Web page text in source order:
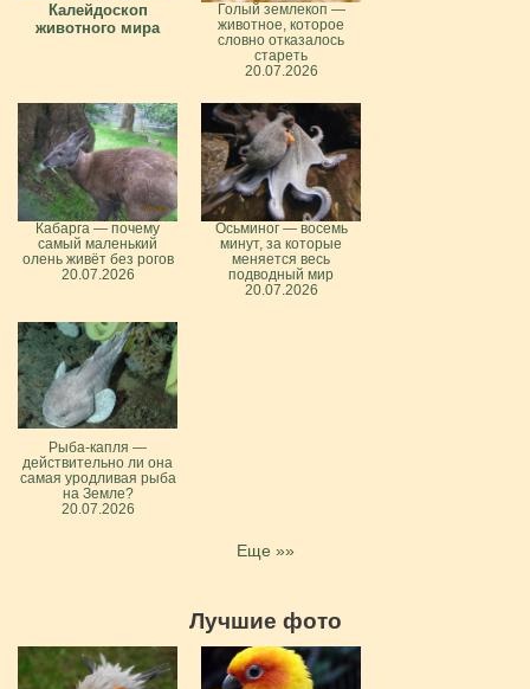
Калейдоскоп
животного мира
Голый землекоп —
животное, которое
словно отказалось
стареть
20.07.2026
Кабарга — почему
самый маленький
олень живёт без рогов
20.07.2026
Осьминог — восемь
минут, за которые
меняется весь
подводный мир
20.07.2026
Рыба-капля —
действительно ли она
самая уродливая рыба
на Земле?
20.07.2026
Еще »»
Лучшие фото